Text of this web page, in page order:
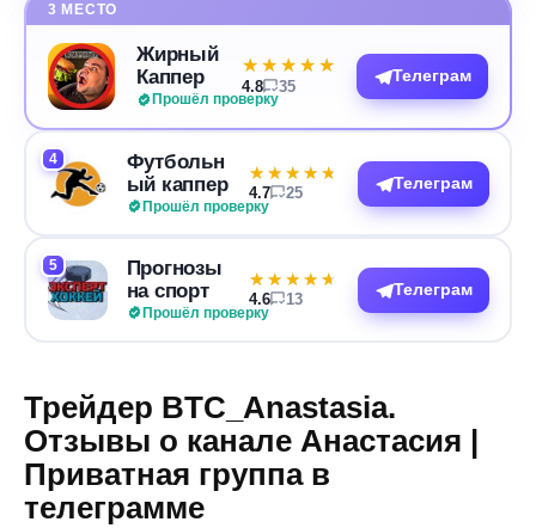
3 МЕСТО
Жирный
Каппер
Прошёл проверку
★★★★★
★★★★★
4.8 35
Телеграм
4
Футбольн
ый каппер
Прошёл проверку
★★★★★
★★★★★
4.7 25
Телеграм
5
Прогнозы
на спорт
Прошёл проверку
★★★★★
★★★★★
4.6 13
Телеграм
Трейдер BTC_Anastasia.
Отзывы о канале Анастасия |
Приватная группа в
телеграмме